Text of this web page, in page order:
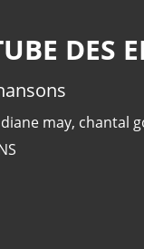
DES
diane may, chantal